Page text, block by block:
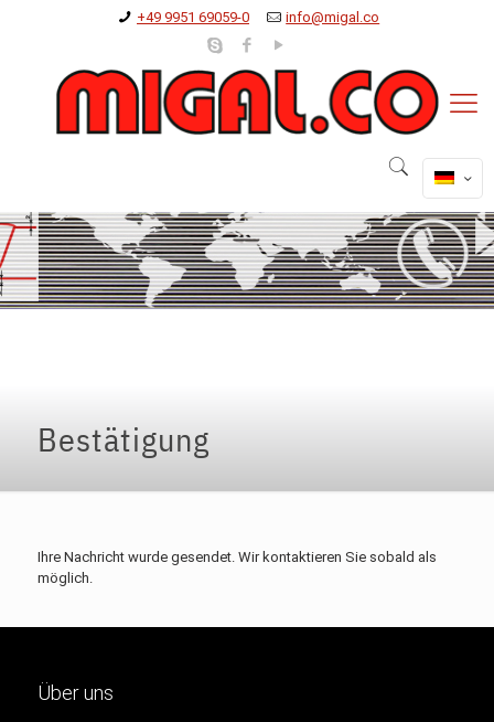
+49 9951 69059-0 info@migal.co
Bestätigung
Ihre Nachricht wurde gesendet. Wir kontaktieren Sie sobald als
möglich.
Über uns